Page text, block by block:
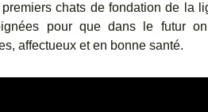
chats de fondation de la
pour que dans le futur
affectueux et en bonne santé.